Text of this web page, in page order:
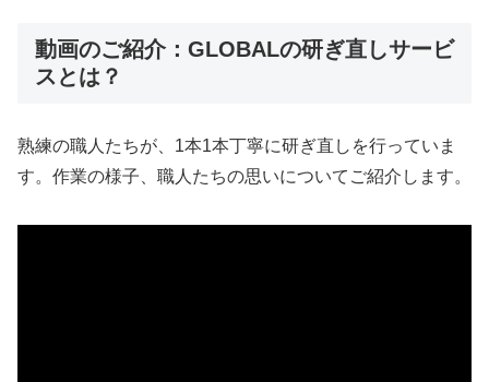
動画のご紹介：GLOBALの研ぎ直しサービ
スとは？
熟練の職人たちが、1本1本丁寧に研ぎ直しを行っていま
す。作業の様子、職人たちの思いについてご紹介します。